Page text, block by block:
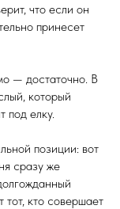
что если он
принесет
— достаточно. В
который
под елку.
позиции: вот
сразу же
кто совершает